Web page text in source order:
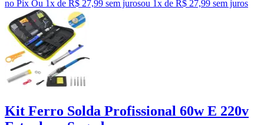
no Pix Ou 1x de R$ 27,99 sem jurosou 1x de R$ 27,99 sem juros
Kit Ferro Solda Profissional 60w E 220v